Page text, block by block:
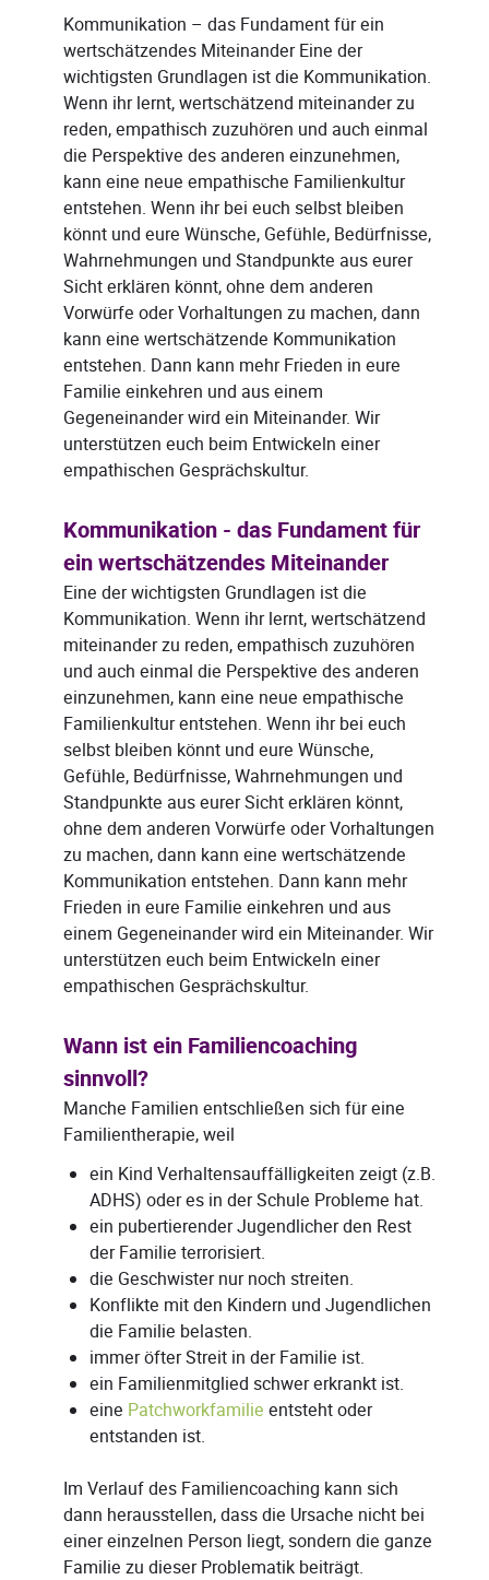
Kommunikation – das Fundament für ein
wertschätzendes Miteinander Eine der
wichtigsten Grundlagen ist die Kommunikation.
Wenn ihr lernt, wertschätzend miteinander zu
reden, empathisch zuzuhören und auch einmal
die Perspektive des anderen einzunehmen,
kann eine neue empathische Familienkultur
entstehen. Wenn ihr bei euch selbst bleiben
könnt und eure Wünsche, Gefühle, Bedürfnisse,
Wahrnehmungen und Standpunkte aus eurer
Sicht erklären könnt, ohne dem anderen
Vorwürfe oder Vorhaltungen zu machen, dann
kann eine wertschätzende Kommunikation
entstehen. Dann kann mehr Frieden in eure
Familie einkehren und aus einem
Gegeneinander wird ein Miteinander. Wir
unterstützen euch beim Entwickeln einer
empathischen Gesprächskultur.
Kommunikation - das Fundament für
ein wertschätzendes Miteinander
Eine der wichtigsten Grundlagen ist die
Kommunikation. Wenn ihr lernt, wertschätzend
miteinander zu reden, empathisch zuzuhören
und auch einmal die Perspektive des anderen
einzunehmen, kann eine neue empathische
Familienkultur entstehen. Wenn ihr bei euch
selbst bleiben könnt und eure Wünsche,
Gefühle, Bedürfnisse, Wahrnehmungen und
Standpunkte aus eurer Sicht erklären könnt,
ohne dem anderen Vorwürfe oder Vorhaltungen
zu machen, dann kann eine wertschätzende
Kommunikation entstehen. Dann kann mehr
Frieden in eure Familie einkehren und aus
einem Gegeneinander wird ein Miteinander. Wir
unterstützen euch beim Entwickeln einer
empathischen Gesprächskultur.
Wann ist ein Familiencoaching
sinnvoll?
Manche Familien entschließen sich für eine
Familientherapie, weil
ein Kind Verhaltensauffälligkeiten zeigt (z.B.
ADHS) oder es in der Schule Probleme hat.
ein pubertierender Jugendlicher den Rest
der Familie terrorisiert.
die Geschwister nur noch streiten.
Konflikte mit den Kindern und Jugendlichen
die Familie belasten.
immer öfter Streit in der Familie ist.
ein Familienmitglied schwer erkrankt ist.
eine Patchworkfamilie entsteht oder
entstanden ist.
Im Verlauf des Familiencoaching kann sich
dann herausstellen, dass die Ursache nicht bei
einer einzelnen Person liegt, sondern die ganze
Familie zu dieser Problematik beiträgt.